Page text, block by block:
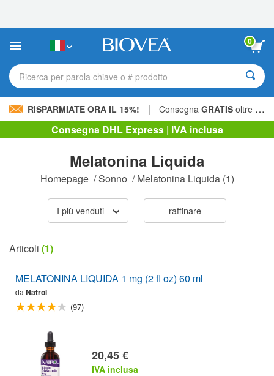
sito
include
sistema
0
Ricerca per parola chiave o # prodotto
RISPARMIATE ORA IL 15%! | Consegna GRATIS oltre 60,00 € »
Consegna DHL Express | IVA inclusa
Melatonina Liquida
Homepage /Sonno /Melatonina Liquida(1)
I più venduti raffinare
Articoli (1)
MELATONINA LIQUIDA 1 mg (2 fl oz) 60 ml
daNatrol
(97)
20,45 €
IVA inclusa